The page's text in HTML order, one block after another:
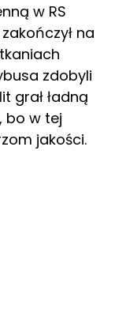
w RS
na
zdobyli
grał ładną
bo w tej
jakości.